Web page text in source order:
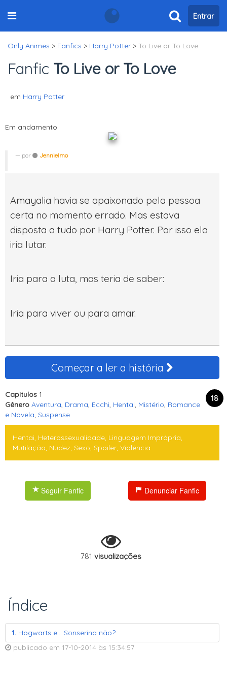
Entrar
Only Animes > Fanfics > Harry Potter > To Live or To Love
Fanfic To Live or To Love
em Harry Potter
Em andamento
por Jennielmo
Amayalia havia se apaixonado pela pessoa
certa no momento errado. Mas estava
disposta a tudo por Harry Potter. Por isso ela
iria lutar.
Iria para a luta, mas teria de saber:
Iria para viver ou para amar.
Começar a ler a história
Capitulos 1
Gênero Aventura Drama Ecchi Hentai Mistério Romance
e Novela Suspense
18
Hentai, Heterossexualidade, Linguagem Imprópria,
Mutilação, Nudez, Sexo, Spoiler, Violência
Seguir Fanfic Denunciar Fanfic
781 visualizações
Índice
1. Hogwarts e... Sonserina não?
publicado em 17-10-2014 às 15:34:57